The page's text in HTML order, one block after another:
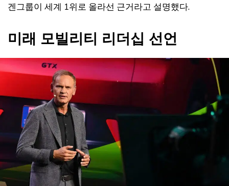
겐그룹이 세계 1위로 올라선 근거라고 설명했다.
미래 모빌리티 리더십 선언